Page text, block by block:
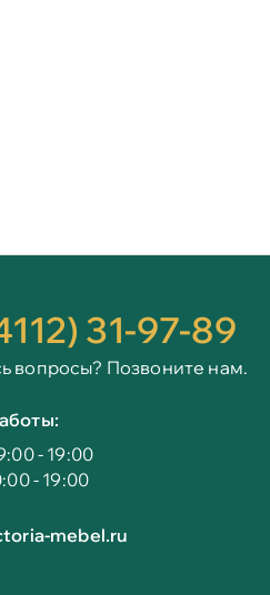
31-97-89
вопросы? Позвоните нам.
- 19:00
- 19:00
mebel.ru